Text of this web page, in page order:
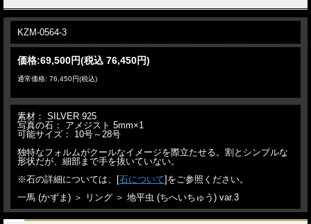
KZM-0564-3
価格:69,500円(税込 76,450円)
通常価格: 76,450円(税込)
素材： SILVER 925
写真の石： アメジスト 5mm×1
可能サイズ： 10号～28号
独特なフォルムがクールなイメージを際立たせる。割とシンプルな
形状だが、細部まで手を抜いていない。
※石の詳細については、[石について]をご参照ください。
一馬 (かずま) ＞ リング ＞ 地平虫 (ちへいちゅう) var.3